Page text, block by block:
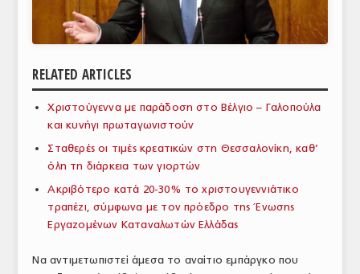
ΑΝΑΛΥΣΕΙΣ
ΣΦΑΓΕΙΑ
ΠΡΩΤΕΣ ΥΛΕΣ
ΕΞΟΠΛΙΣΜΟΣ
ΥΠΗΡΕΣΙΕΣ
ΕΜΠΟΡΙΚΟΙ ΑΝΤΙΠΡΟΣΩΠΟΙ
RELATED ARTICLES
Χριστούγεννα με παράδοση στο Βέλγιο – Γαλοπούλα
και κυνήγι πρωταγωνιστούν
Σταθερές οι τιμές κρεατικών στη Θεσσαλονίκη, καθ’
όλη τη διάρκεια των γιορτών
Ακριβότερο κατά 20-30% το χριστουγεννιάτικο
τραπέζι, σύμφωνα με τον πρόεδρο της Ένωσης
Εργαζομένων Καταναλωτών Ελλάδας
Να αντιμετωπιστεί άμεσα το αναίτιο εμπάργκο που